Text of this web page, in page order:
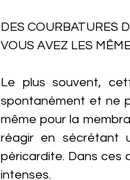
DES COURBATURES
VOUS AVEZ LES
Le plus souvent,
spontanément et ne
même pour la
réagir en sécrétant
péricardite. Dans ces
intenses.